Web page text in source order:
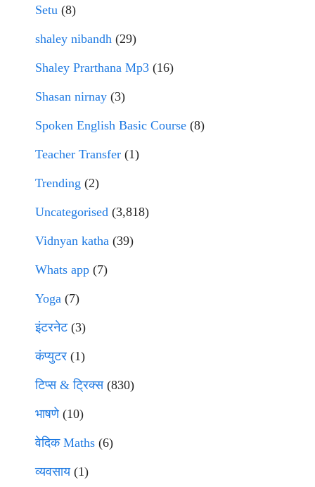
Setu (8)
shaley nibandh (29)
Shaley Prarthana Mp3 (16)
Shasan nirnay (3)
Spoken English Basic Course (8)
Teacher Transfer (1)
Trending (2)
Uncategorised (3,818)
Vidnyan katha (39)
Whats app (7)
Yoga (7)
इंटरनेट(3)
कंप्युटर (1)
टिप्स & ट्रिक्स(830)
भाषणे(10)
वेदिक Maths (6)
व्यवसाय(1)